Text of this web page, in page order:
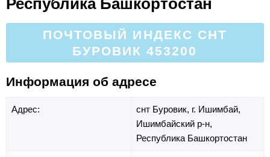
Республика Башкортостан
ПОЧТОВЫЙ ИНДЕКС СНТ
БУРОВИК 453200
Информация об адресе
Адрес: снт Буровик, г. Ишимбай,
Ишимбайский р-н,
Республика Башкортостан